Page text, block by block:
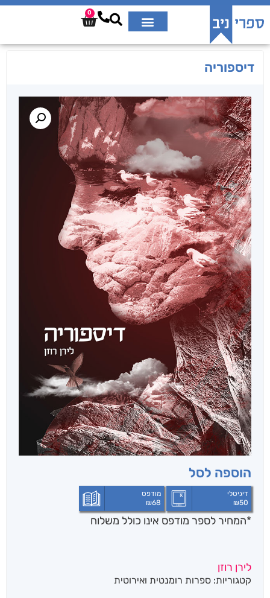
0
דיספוריה
הוספה לסל
דיגיטלי
₪50
מודפס
₪68
*המחיר לספר מודפס אינו כולל משלוח
לירן רוזן
קטגוריות: ספרות רומנטית ואירוטית